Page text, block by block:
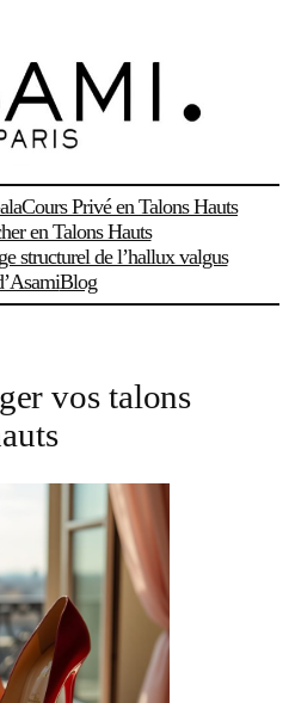
Cours Privé en Talons Hauts
en Talons Hauts
structurel de l’hallux valgus
Blog
vos talons